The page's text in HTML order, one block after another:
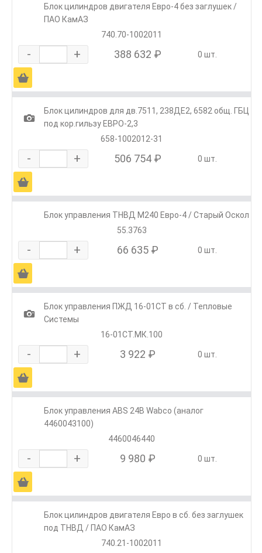
Блок цилиндров двигателя Евро-4 без заглушек /
ПАО КамАЗ
740.70-1002011
- + 388 632 ₽ 0 шт.
Ä
1
Блок цилиндров для дв.7511, 238ДЕ2, 6582 общ. ГБЦ
под кор.гильзу ЕВРО-2,3
658-1002012-31
- + 506 754 ₽ 0 шт.
Ä
Блок управления ТНВД М240 Евро-4 / Старый Оскол
55.3763
- + 66 635 ₽ 0 шт.
Ä
1
Блок управления ПЖД 16-01СТ в сб. / Тепловые
Системы
16-01СТ.МК.100
- + 3 922 ₽ 0 шт.
Ä
Блок управления ABS 24В Wabco (аналог
4460043100)
4460046440
- + 9 980 ₽ 0 шт.
Ä
Блок цилиндров двигателя Евро в сб. без заглушек
под ТНВД / ПАО КамАЗ
740.21-1002011